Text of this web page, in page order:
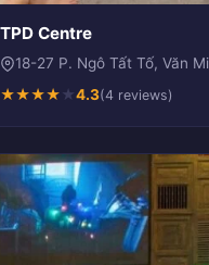
TPD Centre
18-27 P. Ngô Tất Tố, Văn
★★★★★4.3(4 reviews)